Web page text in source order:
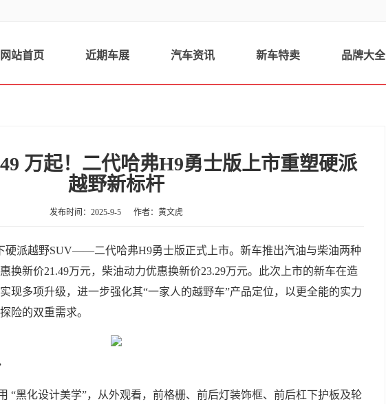
网站首页 近期车展 汽车资讯 新车特卖 品牌大全
万起！二代哈弗H9勇士版上市重塑硬派
越野新标杆
发布时间：2025-9-5 作者：黄文虎
硬派越野SUV——二代哈弗H9勇士版正式上市。新车推出汽油与柴油两种
换新价21.49万元，柴油动力优惠换新价23.29万元。此次上市的新车在造
现多项升级，进一步强化其“一家人的越野车”产品定位，以更全能的实力
险的双重需求。
“黑化设计美学”，从外观看，前格栅、前后灯装饰框、前后杠下护板及轮